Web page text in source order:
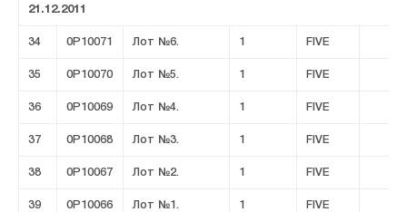
21.12.2011
34 0P10071 Лот №6. 1 FIVE
35 0P10070 Лот №5. 1 FIVE
36 0P10069 Лот №4. 1 FIVE
37 0P10068 Лот №3. 1 FIVE
38 0P10067 Лот №2. 1 FIVE
39 0P10066 Лот №1. 1 FIVE